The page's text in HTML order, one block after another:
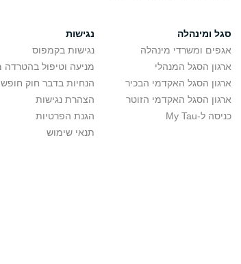
סגל ומינהלה
אגפים ומשרדי מינהלה
ארגון הסגל המנהלי
ארגון הסגל האקדמי הבכיר
ארגון הסגל האקדמי הזוטר
כניסה ל-My Tau
נגישות
נגישות בקמפוס
מניעה וטיפול בהטרדה
הנחיות בדבר חוק
הצהרת נגישות
הגנת הפרטיות
תנאי שימוש